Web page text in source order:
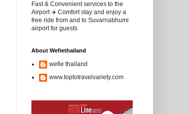
Fast & Convenient services to the
Airport ✈️ Comfort stay and enjoy a
free ride from and to Suvarnabhumi
airport for guests
About Wefiethailand
wefie thailand
www.toptotravelvariety.com